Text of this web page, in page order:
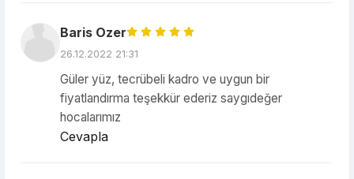
Baris Ozer
26.12.2022 21:31
Güler yüz, tecrübeli kadro ve uygun bir
fiyatlandırma teşekkür ederiz saygıdeğer
hocalarımız
Cevapla